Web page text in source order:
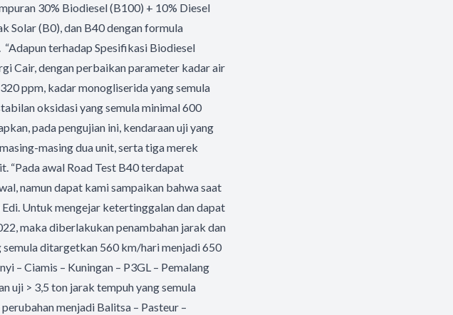
30% Biodiesel (B100) + 10% Diesel
(B0), dan B40 dengan formula
terhadap Spesifikasi Biodiesel
Cair, dengan perbaikan parameter kadar air
ppm, kadar monogliserida yang semula
oksidasi yang semula minimal 600
pada pengujian ini, kendaraan uji yang
masing dua unit, serta tiga merek
“Pada awal Road Test B40 terdapat
namun dapat kami sampaikan bahwa saat
Edi. Untuk mengejar ketertinggalan dan dapat
maka diberlakukan penambahan jarak dan
semula ditargetkan 560 km/hari menjadi 650
– Ciamis – Kuningan – P3GL – Pemalang
uji > 3,5 ton jarak tempuh yang semula
menjadi Balitsa – Pasteur –